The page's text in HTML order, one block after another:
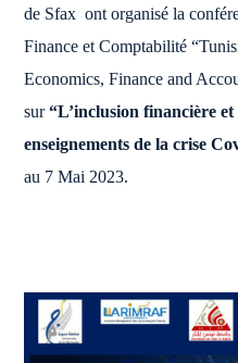
de Sfax ont organisé la
Finance et Comptabilité
Economics, Finance and
sur“L’inclusion financière
enseignements de la crise
au 7 Mai 2023.